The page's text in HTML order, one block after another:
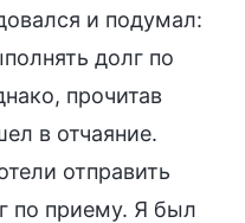
и подумал:
долг по
прочитав
в отчаяние.
отправить
по приему. Я был